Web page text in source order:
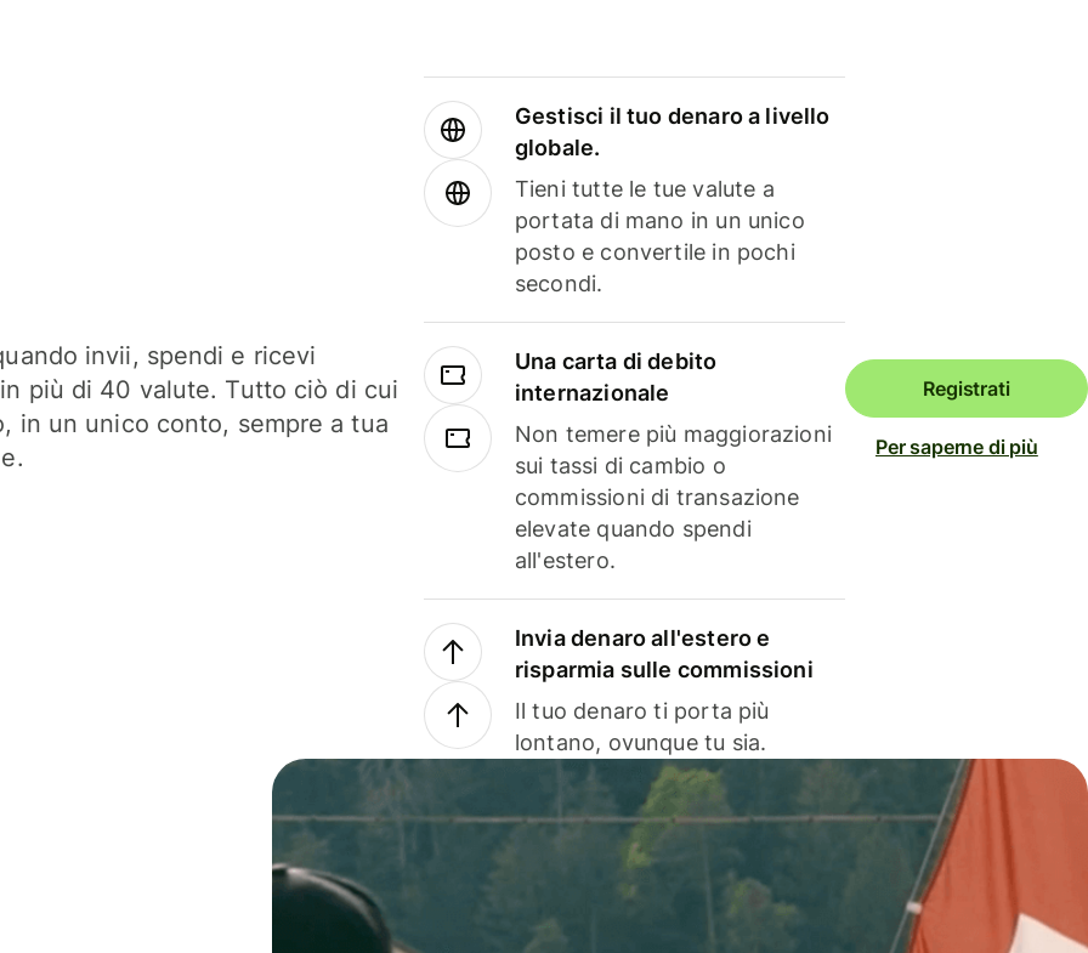
invii, spendi e ricevi
più di 40 valute. Tutto ciò di cui
in un unico conto, sempre a tua
Gestisci il tuo denaro a livello
globale.
Tieni tutte le tue valute a
portata di mano in un unico
posto e convertile in pochi
secondi.
Una carta di debito
internazionale
Non temere più maggiorazioni
sui tassi di cambio o
commissioni di transazione
elevate quando spendi
all'estero.
Invia denaro all'estero e
risparmia sulle commissioni
Il tuo denaro ti porta più
lontano, ovunque tu sia.
Registrati
Per saperne di più